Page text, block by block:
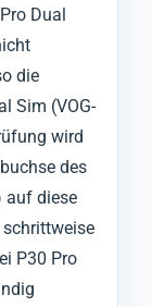
Dual
die
Sim (VOG-
wird
des
auf diese
schrittweise
P30 Pro